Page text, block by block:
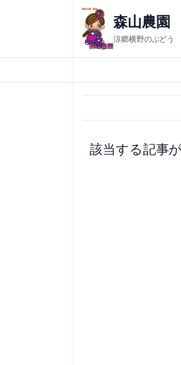
ス
キ
森山農園
涼郷横野のぶどう
該当する記事